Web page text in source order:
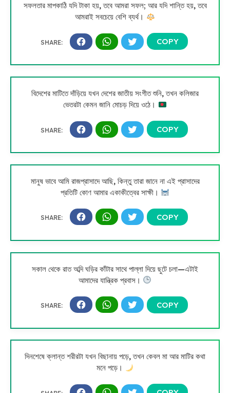
সফলতার মাপকাঠি যদি টাকা হয়, তবে আমরা সফল; আর যদি শান্তি হয়, তবে
আমরাই সবচেয়ে বেশি ব্যর্থ।
বিদেশের মাটিতে দাঁড়িয়ে যখন দেশের জাতীয় সংগীত শুনি, তখন কলিজার
ভেতরটা কেমন জানি মোচড় দিয়ে ওঠে।
মানুষ ভাবে আমি রাজপ্রাসাদে আছি, কিন্তু তারা জানে না এই প্রাসাদের
প্রতিটি কোণ আমার একাকীত্বের সাক্ষী।
সকাল থেকে রাত অব্দি ঘড়ির কাঁটার সাথে পাল্লা দিয়ে ছুটে চলা—এটাই
আমাদের যান্ত্রিক প্রবাস।
দিনশেষে ক্লান্ত শরীরটা যখন বিছানায় পড়ে, তখন কেবল মা আর মাটির কথা
মনে পড়ে।